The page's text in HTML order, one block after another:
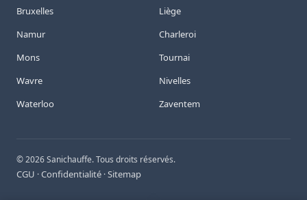
Bruxelles
Liège
Namur
Charleroi
Mons
Tournai
Wavre
Nivelles
Waterloo
Zaventem
©2026Sanichauffe. Tous droits réservés.
CGU ·Confidentialité ·Sitemap